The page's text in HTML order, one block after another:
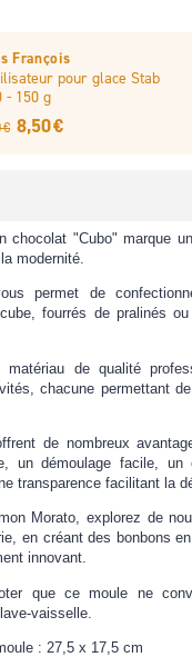
François
pour glace Stab
- 150 g
€ 8,50 €
chocolat "Cubo" marque
modernité.
permet de
fourrés de pralinés
de qualité
chacune permettant
de nombreux
un démoulage facile, un
transparence facilitant la
Morato, explorez de
en créant des bonbons
innovant.
que ce moule ne
vaisselle.
: 27,5 x 17,5 cm